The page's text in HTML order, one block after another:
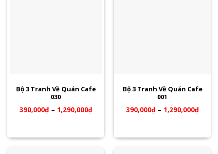
Bộ 3 Tranh Về Quán Cafe
030
390,000₫– 1,290,000₫
Bộ 3 Tranh Về Quán Cafe
001
390,000₫– 1,290,000₫